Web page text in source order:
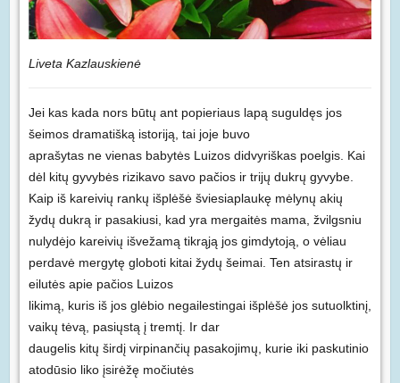
Liveta Kazlauskienė
Jei kas kada nors būtų ant popieriaus lapą suguldęs jos
šeimos dramatišką istoriją, tai joje buvo
aprašytas ne vienas babytės Luizos didvyriškas poelgis. Kai
dėl kitų gyvybės rizikavo savo pačios ir trijų dukrų gyvybe.
Kaip iš kareivių rankų išplėšė šviesiaplaukę mėlynų akių
žydų dukrą ir pasakiusi, kad yra mergaitės mama, žvilgsniu
nulydėjo kareivių išvežamą tikrąją jos gimdytoją, o vėliau
perdavė mergytę globoti kitai žydų šeimai. Ten atsirastų ir
eilutės apie pačios Luizos
likimą, kuris iš jos glėbio negailestingai išplėšė jos sutuolktinį,
vaikų tėvą, pasiųstą į tremtį. Ir dar
daugelis kitų širdį virpinančių pasakojimų, kurie iki paskutinio
atodūsio liko įsirėžę močiutės